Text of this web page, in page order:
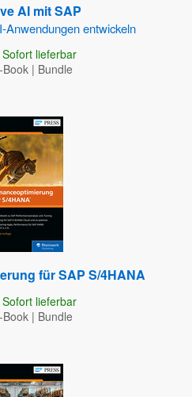
AI mit SAP
Anwendungen entwickeln
Sofort lieferbar
Book | Bundle
für SAP S/4HANA
Sofort lieferbar
Book | Bundle